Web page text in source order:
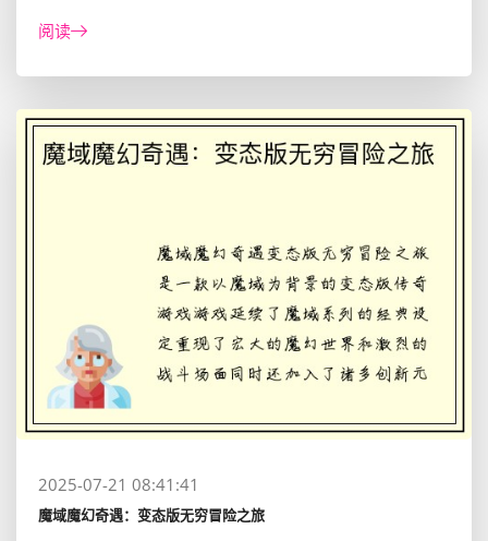
阅读
2025-07-21 08:41:41
魔域魔幻奇遇：变态版无穷冒险之旅